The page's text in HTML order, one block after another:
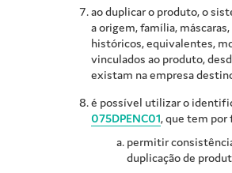
ao duplicar o produto, o
a origem, família,
históricos, equivalentes,
vinculados ao produto,
existam na empresa
é possível utilizar o
075DPENC01, que tem por
permitir
duplicação de